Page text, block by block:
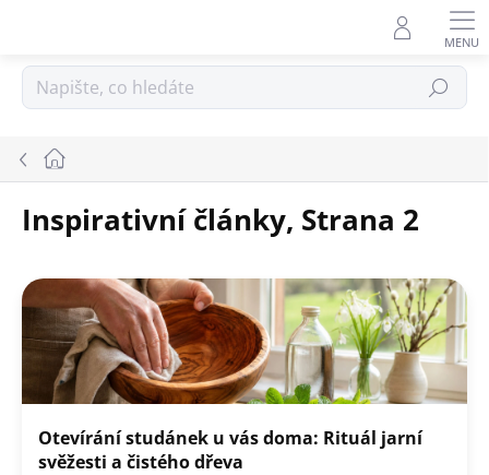
Hledat
Domů
Inspirativní články, Strana 2
V
ý
p
i
č
Otevírání studánek u vás doma: Rituál jarní
svěžesti a čistého dřeva